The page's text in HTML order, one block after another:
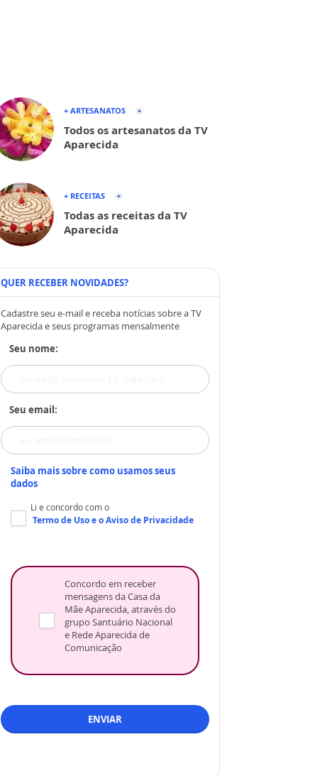
+ ARTESANATOS
Todos os artesanatos da TV
Aparecida
+ RECEITAS
Todas as receitas da TV
Aparecida
QUER RECEBER NOVIDADES?
Cadastre seu e-mail e receba notícias sobre a TV
Aparecida e seus programas mensalmente
Seu nome:
Seu email:
Saiba mais sobre como usamos seus
dados
Li e concordo com o
Termo de Usoe oAviso de Privacidade
Concordo em receber
mensagens da Casa da
Mãe Aparecida, através do
grupo Santuário Nacional
e Rede Aparecida de
Comunicação
ENVIAR